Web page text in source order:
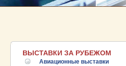
ВЫСТАВКИ ЗА РУБЕЖОМ
Авиационные выставки